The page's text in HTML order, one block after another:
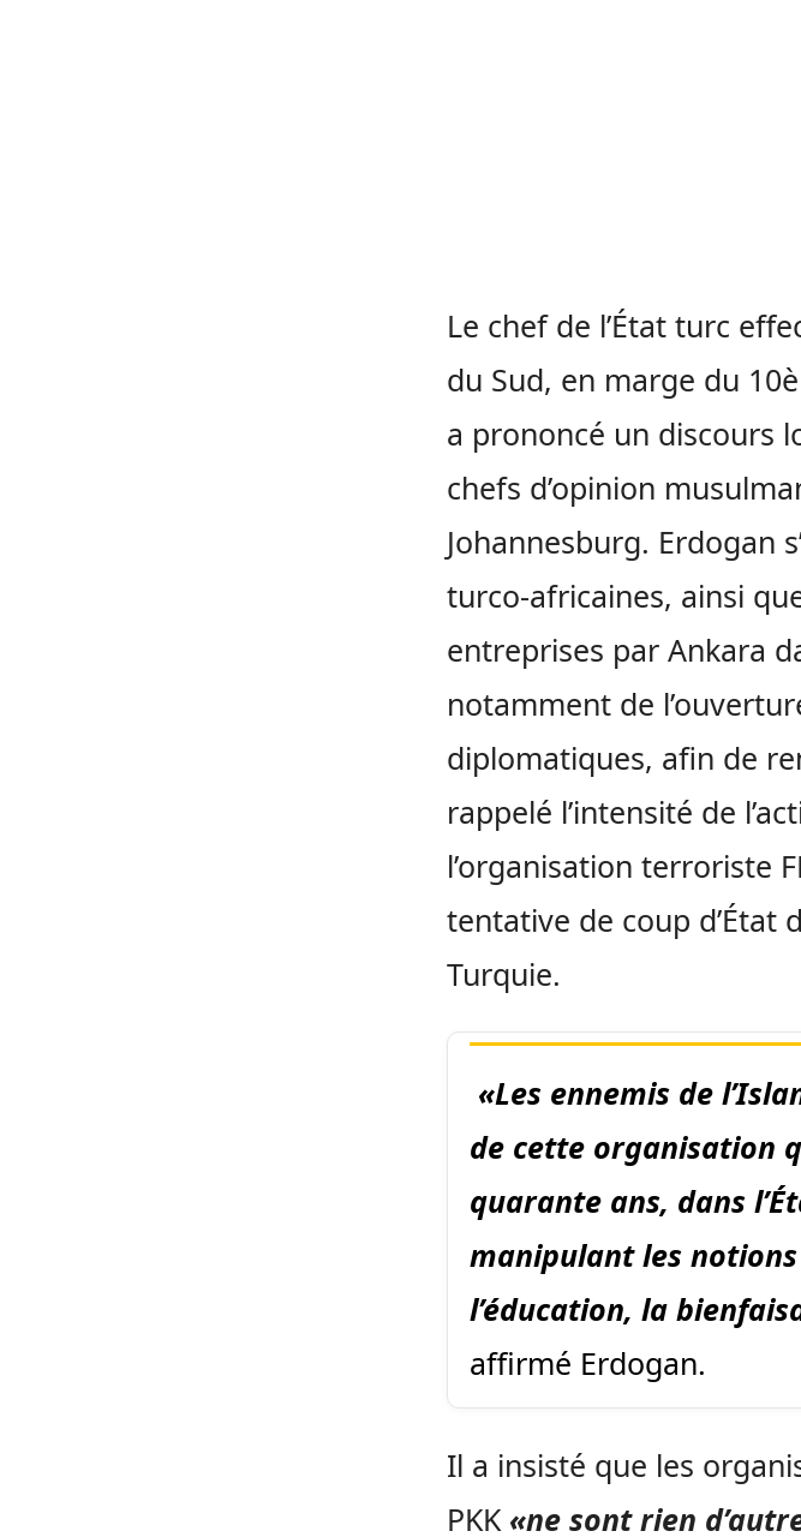
Le chef de l’État turc
du Sud, en marge du
a prononcé un discours
chefs d’opinion
Johannesburg. Erdogan
turco-africaines, ainsi
entreprises par Ankara
notamment de
diplomatiques, afin de
rappelé l’intensité de
l’organisation terroriste
tentative de coup d’État
Turquie.
«Les ennemis de
de cette organisation
quarante ans, dans
manipulant les
l’éducation, la
affirmé Erdogan.
Il a insisté que les
PKK «ne sont rien